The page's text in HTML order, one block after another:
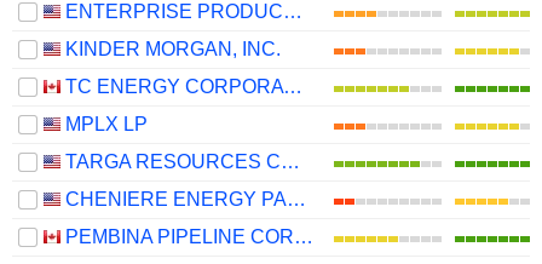
ENTERPRISE PRODUCTS PARTNERS L.P.
KINDER MORGAN, INC.
TC ENERGY CORPORATION
MPLX LP
TARGA RESOURCES CORP.
CHENIERE ENERGY PARTNERS, L.P.
PEMBINA PIPELINE CORPORATION